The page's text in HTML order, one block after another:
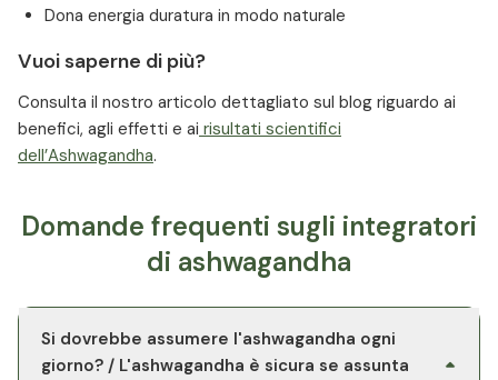
Dona energia duratura in modo naturale
Vuoi saperne di più?
Consulta il nostro articolo dettagliato sul blog riguardo ai
benefici, agli effetti e ai risultati scientifici
dell’Ashwagandha.
Domande frequenti sugli integratori
di ashwagandha
Si dovrebbe assumere l'ashwagandha ogni
giorno? / L'ashwagandha è sicura se assunta